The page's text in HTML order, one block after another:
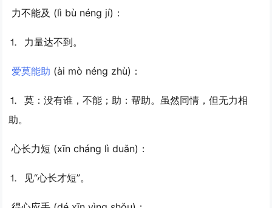
力不能及 (lì bù néng jí)：
⒈ 力量达不到。
爱莫能助 (ài mò néng zhù)：
⒈ 莫：没有谁，不能；助：帮助。虽然同情，但无力相
助。
心长力短 (xīn cháng lì duǎn)：
⒈ 见“心长才短”。